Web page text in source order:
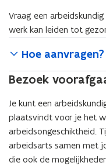
Vraag een
werk kan leiden tot
Hoe aanvragen?
Bezoek
Je kunt een
plaatsvindt voor je het
arbeidsongeschiktheid.
arbeidsarts samen met
die ook de